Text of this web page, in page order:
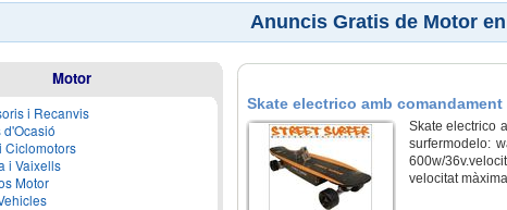
Anuncis Gratis de Motor
Skate electrico amb
Skate electrico
surfermodelo:
600w/
velocitat
Motor
i Recanvis
d'Ocasió
Ciclomotors
i Vaixells
Motor